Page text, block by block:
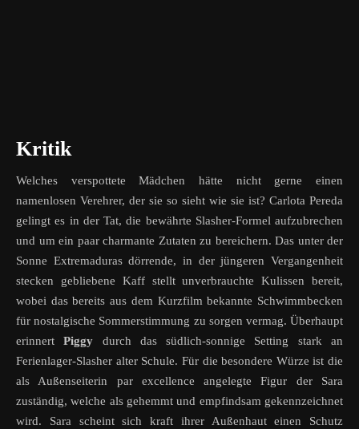
Kritik
Welches verspottete Mädchen hätte nicht gerne einen
namenlosen Verehrer, der sie so sieht wie sie ist? Carlota Pereda
gelingt es in der Tat, die bewährte Slasher-Formel aufzubrechen
und um ein paar charmante Zutaten zu bereichern. Das unter der
Sonne Extremaduras dörrende, in der jüngeren Vergangenheit
stecken gebliebene Kaff stellt unverbrauchte Kulissen bereit,
wobei das bereits aus dem Kurzfilm bekannte Schwimmbecken
für nostalgische Sommerstimmung zu sorgen vermag. Überhaupt
erinnertPiggy durch das südlich-sonnige Setting stark an
Ferienlager-Slasher alter Schule. Für die besondere Würze ist die
als Außenseiterin par excellence angelegte Figur der Sara
zuständig, welche als gehemmt und empfindsam gekennzeichnet
wird. Sara scheint sich kraft ihrer Außenhaut einen Schutz